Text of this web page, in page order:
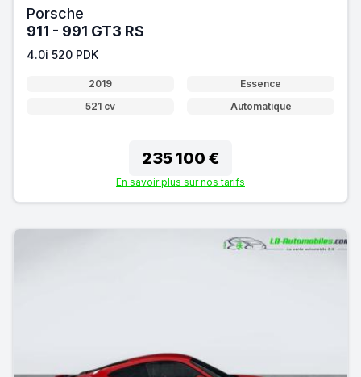
Porsche
911 - 991 GT3 RS
4.0i 520 PDK
2019
Essence
521 cv
Automatique
235 100 €
En savoir plus sur nos tarifs